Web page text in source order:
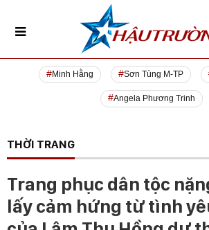
Minh Hằng Sơn Tùng M-TP
Angela Phương Trinh
THỜI TRANG
Trang phục dân tộc
lấy cảm hứng từ tình